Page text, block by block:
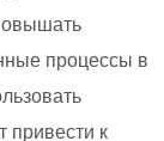
процессы в
привести к